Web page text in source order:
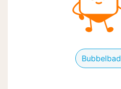
Bubbelbad